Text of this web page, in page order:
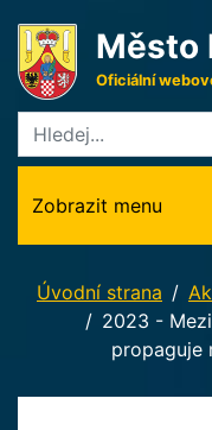
Město
Oficiální
Zobrazit menu
Úvodní strana
2023 -
propaguje